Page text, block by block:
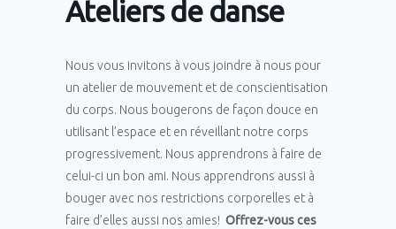
Ateliers de danse
Nous vous invitons à vous joindre à nous pour
un atelier de mouvement et de conscientisation
du corps. Nous bougerons de façon douce en
utilisant l’espace et en réveillant notre corps
progressivement. Nous apprendrons à faire de
celui-ci un bon ami. Nous apprendrons aussi à
bouger avec nos restrictions corporelles et à
faire d’elles aussi nos amies! Offrez-vous ces